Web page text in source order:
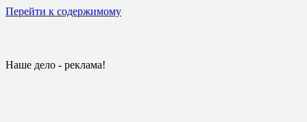
Перейти к содержимому
Наше дело - реклама!